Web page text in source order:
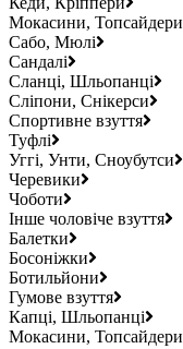
Мокасини, Топсайдери
Сабо, Мюлі
Сандалі
Сланці, Шльопанці
Сліпони, Снікерси
Спортивне взуття
Туфлі
Уггі, Унти, Сноубутси
Черевики
Чоботи
Інше чоловіче взуття
Балетки
Босоніжки
Ботильйони
Гумове взуття
Капці, Шльопанці
Мокасини, Топсайдери